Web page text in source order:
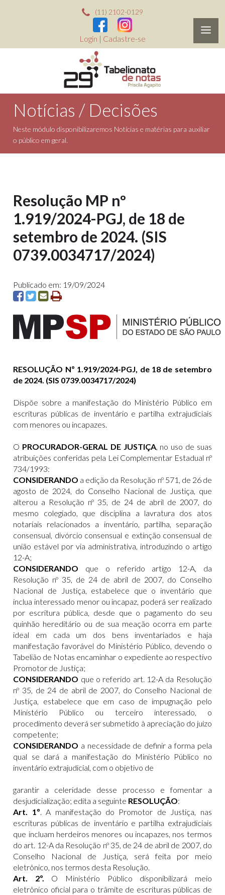
(11) 2102-0129
Login | Cadastre-se
Notícias / Decisões
Neste módulo disponibilizaremos Notícias e matérias para auxiliar
o público em geral.
Resolução MP nº
1.919/2024-PGJ, de 18 de
setembro de 2024. (SIS
0739.0034717/2024)
Publicado em: 19/09/2024
RESOLUÇÃO Nº 1.919/2024-PGJ, de 18 de setembro
de 2024. (SIS 0739.0034717/2024)
Dispõe sobre a manifestação do Ministério Público em
escrituras públicas de inventário e partilha extrajudiciais
com menores ou incapazes.
O PROCURADOR-GERAL DE JUSTIÇA, no uso de suas
atribuições conferidas pela Lei Complementar Estadual nº
734/1993:
CONSIDERANDO a edição da Resolução nº 571, de 26 de
agosto de 2024, do Conselho Nacional de Justiça, que
alterou a Resolução nº 35, de 24 de abril de 2007, do
mesmo colegiado, que disciplina a lavratura dos atos
notariais relacionados a inventário, partilha, separação
consensual, divórcio consensual e extinção consensual de
união estável por via administrativa, introduzindo o artigo
12-A;
CONSIDERANDO que o referido artigo 12-A, da
Resolução nº 35, de 24 de abril de 2007, do Conselho
Nacional de Justiça, estabelece que o inventário que
inclua interessado menor ou incapaz, poderá ser realizado
por escritura pública, desde que o pagamento do seu
quinhão hereditário ou de sua meação ocorra em parte
ideal em cada um dos bens inventariados e haja
manifestação favorável do Ministério Público, devendo o
Tabelião de Notas encaminhar o expediente ao respectivo
Promotor de Justiça;
CONSIDERANDO que o referido art. 12-A da Resolução
nº 35, de 24 de abril de 2007, do Conselho Nacional de
Justiça, estabelece que em caso de impugnação pelo
Ministério Público ou terceiro interessado, o
procedimento deverá ser submetido à apreciação do juízo
competente;
CONSIDERANDO a necessidade de definir a forma pela
qual se dará a manifestação do Ministério Público no
inventário extrajudicial, com o objetivo de
garantir a celeridade desse processo e fomentar a
desjudicialização; edita a seguinte RESOLUÇÃO:
Art. 1º. A manifestação do Promotor de Justiça, nas
escrituras públicas de inventário e partilha extrajudiciais
que incluam herdeiros menores ou incapazes, nos termos
do art. 12-A da Resolução nº 35, de 24 de abril de 2007, do
Conselho Nacional de Justiça, será feita por meio
eletrônico, nos termos desta Resolução.
Art. 2º. O Ministério Público disponibilizará meio
eletrônico oficial para o trâmite de escrituras públicas de